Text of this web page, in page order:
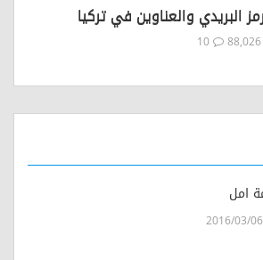
البريدي والعناوين في تركيا
امل
2016/03/06